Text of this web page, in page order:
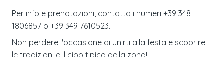
Per info e prenotazioni, contatta i numeri +39 348
1806857 o +39 349 7610523.
Non perdere l'occasione di unirti alla festa e scoprire
le tradizioni e il cibo tipico della zona!